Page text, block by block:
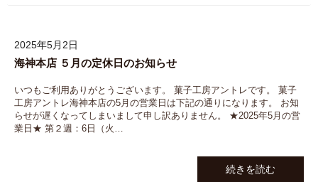
2025年5月2日
海神本店 ５月の定休日のお知らせ
いつもご利用ありがとうございます。 菓子工房アントレです。 菓子
工房アントレ海神本店の5月の営業日は下記の通りになります。 お知
らせが遅くなってしまいまして申し訳ありません。 ★2025年5月の営
業日★ 第２週：6日（火…
続きを読む